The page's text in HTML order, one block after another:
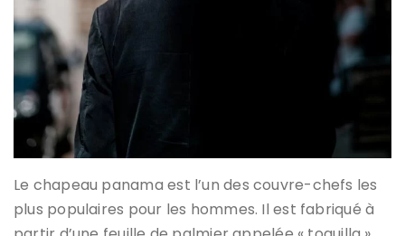
Le chapeau panama est l’un des couvre-chefs les
plus populaires pour les hommes. Il est fabriqué à